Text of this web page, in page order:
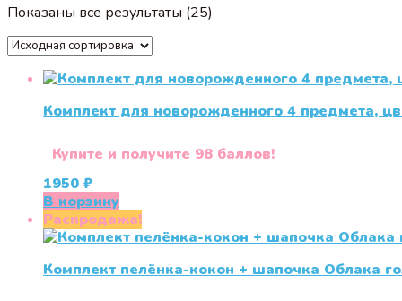
Показаны все результаты (25)
Комплект для новорожденного 4 предмета,
Купите и получите 98 баллов!
1950 ₽
В корзину
Распродажа!
Комплект пелёнка-кокон + шапочка Облака